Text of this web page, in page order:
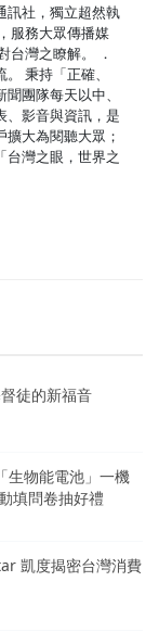
訊社，獨立超然執
服務大眾傳播媒
台灣之瞭解。 ．
秉持「正確、
團隊每天以中、
、影音與資訊，是
大為閱聽大眾；
台灣之眼，世界之
徒的新福音
生物能電池」一機
填問卷抽好禮
凱度揭密台灣消費